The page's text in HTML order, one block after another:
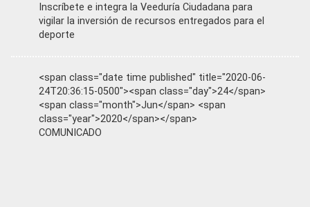
Inscríbete e integra la Veeduría Ciudadana para
vigilar la inversión de recursos entregados para el
deporte
<span class="date time published" title="2020-06-
24T20:36:15-0500"><span class="day">24</span>
<span class="month">Jun</span> <span
class="year">2020</span></span>
COMUNICADO